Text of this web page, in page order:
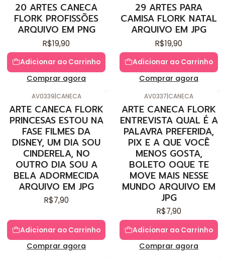
20 ARTES CANECA
FLORK PROFISSÕES
ARQUIVO EM PNG
R$19,90
Adicionar ao Carrinho
Comprar agora
29 ARTES PARA
CAMISA FLORK NATAL
ARQUIVO EM JPG
R$19,90
Adicionar ao Carrinho
Comprar agora
AV0339|CANECA
ARTE CANECA FLORK
PRINCESAS ESTOU NA
FASE FILMES DA
DISNEY, UM DIA SOU
CINDERELA, NO
OUTRO DIA SOU A
BELA ADORMECIDA
ARQUIVO EM JPG
R$7,90
Adicionar ao Carrinho
Comprar agora
AV0337|CANECA
ARTE CANECA FLORK
ENTREVISTA QUAL É A
PALAVRA PREFERIDA,
PIX E A QUE VOCÊ
MENOS GOSTA,
BOLETO OQUE TE
MOVE MAIS NESSE
MUNDO ARQUIVO EM
JPG
R$7,90
Adicionar ao Carrinho
Comprar agora